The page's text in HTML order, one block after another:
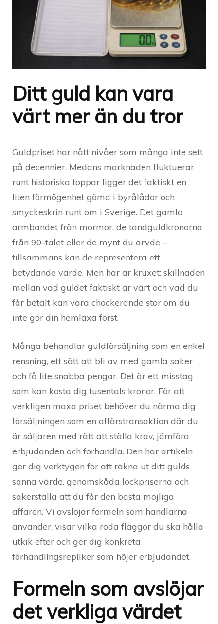
Ditt guld kan vara
värt mer än du tror
Guldpriset har nått nivåer som många inte sett
på decennier. Medans marknaden fluktuerar
runt historiska toppar ligger det faktiskt en
liten förmögenhet gömd i byrålådor och
smyckeskrin runt om i Sverige. Det gamla
armbandet från mormor, de tandguldkronorna
från 90-talet eller de mynt du ärvde –
tillsammans kan de representera ett
betydande värde. Men här är kruxet: skillnaden
mellan vad guldet faktiskt är värt och vad du
får betalt kan vara chockerande stor om du
inte gör din hemläxa först.
Många behandlar guldförsäljning som en enkel
rensning, ett sätt att bli av med gamla saker
och få lite snabba pengar. Det är ett misstag
som kan kosta dig tusentals kronor. För att
verkligen maxa priset behöver du närma dig
försäljningen som en affärstransaktion där du
är säljaren med rätt att ställa krav, jämföra
erbjudanden och förhandla. Den här artikeln
ger dig verktygen för att räkna ut ditt gulds
sanna värde, genomskåda lockpriserna och
säkerställa att du får den bästa möjliga
affären. Vi avslöjar formeln som handlarna
använder, visar vilka röda flaggor du ska hålla
utkik efter och ger dig konkreta
förhandlingsrepliker som höjer erbjudandet.
Formeln som avslöjar
det verkliga värdet